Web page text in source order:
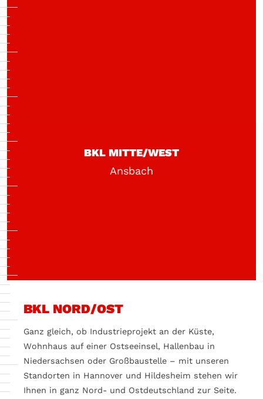
BKL MITTE/WEST
Ansbach
BKL NORD/OST
Ganz gleich, ob Industrieprojekt an der Küste,
Wohnhaus auf einer Ostseeinsel, Hallenbau in
Niedersachsen oder Großbaustelle – mit unseren
Standorten in Hannover und Hildesheim stehen wir
Ihnen in ganz Nord- und Ostdeutschland zur Seite.